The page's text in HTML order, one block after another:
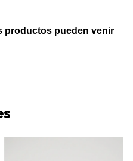
productos pueden venir